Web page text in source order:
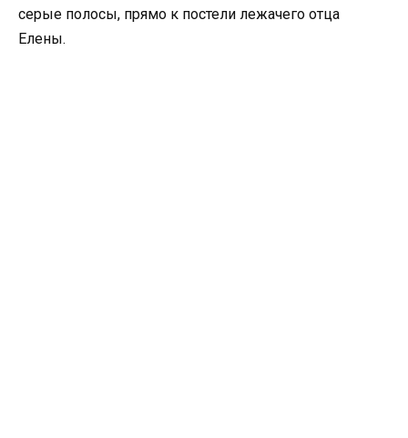
серые полосы, прямо к постели лежачего отца
Елены.